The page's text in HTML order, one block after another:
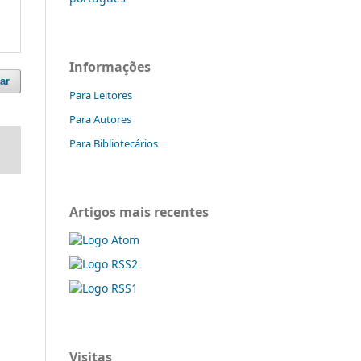
Informações
Para Leitores
Para Autores
Para Bibliotecários
Artigos mais recentes
Visitas